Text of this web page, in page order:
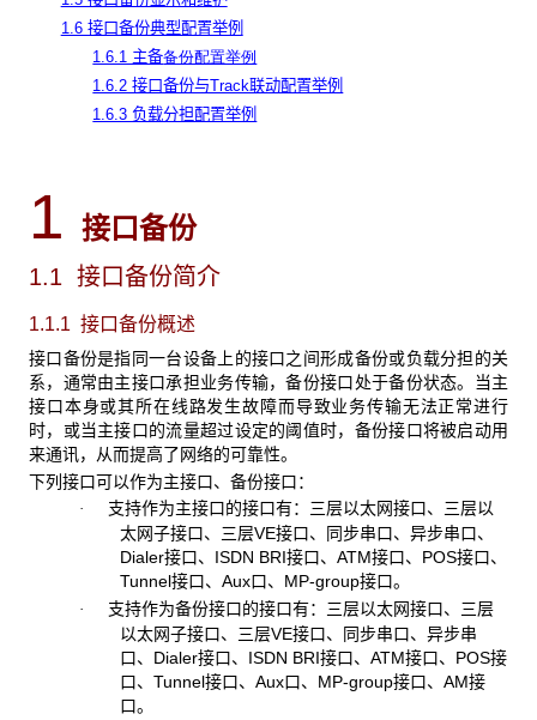
1.6 接口备份典型配置举例
1.6.1 主备备份配置举例
1.6.2 接口备份与Track联动配置举例
1.6.3 负载分担配置举例
1 接口备份
1.1 接口备份简介
1.1.1 接口备份概述
接口备份是指同一台设备上的接口之间形成备份或负载分担的关
系，通常由主接口承担业务传输，备份接口处于备份状态。当主
接口本身或其所在线路发生故障而导致业务传输无法正常进行
时，或当主接口的流量超过设定的阈值时，备份接口将被启动用
来通讯，从而提高了网络的可靠性。
下列接口可以作为主接口、备份接口：
· 支持作为主接口的接口有：三层以太网接口、三层以
太网子接口、三层VE接口、同步串口、异步串口、
Dialer接口、ISDN BRI接口、ATM接口、POS接口、
Tunnel接口、Aux口、MP-group接口。
· 支持作为备份接口的接口有：三层以太网接口、三层
以太网子接口、三层VE接口、同步串口、异步串
口、Dialer接口、ISDN BRI接口、ATM接口、POS接
口、Tunnel接口、Aux口、MP-group接口、AM接
口。